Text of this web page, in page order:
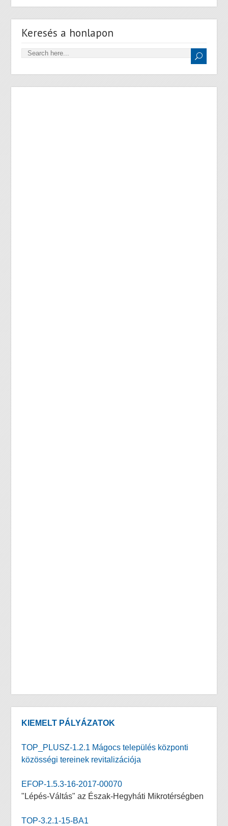
Keresés a honlapon
KIEMELT PÁLYÁZATOK
TOP_PLUSZ-1.2.1 Mágocs település központi
közösségi tereinek revitalizációja
EFOP-1.5.3-16-2017-00070
"Lépés-Váltás" az Észak-Hegyháti Mikrotérségben
TOP-3.2.1-15-BA1